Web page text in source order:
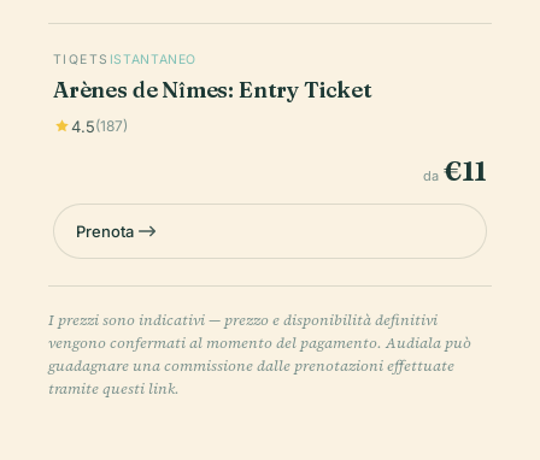
TIQETS ISTANTANEO
Arènes de Nîmes: Entry Ticket
4.5(187)
da €11
Prenota
I prezzi sono indicativi — prezzo e disponibilità definitivi
vengono confermati al momento del pagamento. Audiala può
guadagnare una commissione dalle prenotazioni effettuate
tramite questi link.